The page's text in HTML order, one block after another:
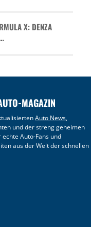
X: DENZA
MAGAZIN
Auto News,
und der streng geheimen
Auto-Fans und
aus der Welt der schnellen